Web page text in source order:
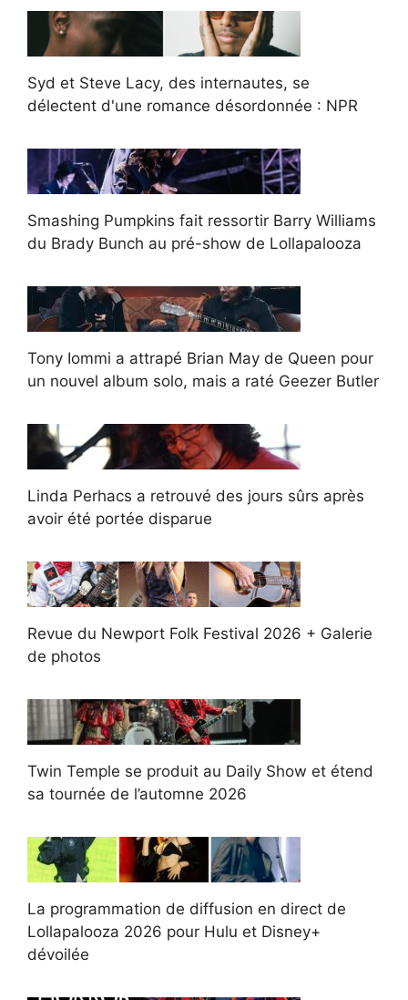
Syd et Steve Lacy, des internautes, se
délectent d'une romance désordonnée : NPR
Smashing Pumpkins fait ressortir Barry Williams
du Brady Bunch au pré-show de Lollapalooza
Tony Iommi a attrapé Brian May de Queen pour
un nouvel album solo, mais a raté Geezer Butler
Linda Perhacs a retrouvé des jours sûrs après
avoir été portée disparue
Revue du Newport Folk Festival 2026 + Galerie
de photos
Twin Temple se produit au Daily Show et étend
sa tournée de l’automne 2026
La programmation de diffusion en direct de
Lollapalooza 2026 pour Hulu et Disney+
dévoilée